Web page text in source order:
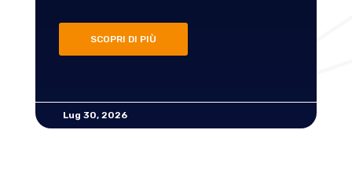
SCOPRI DI PIÙ
Lug 30, 2026